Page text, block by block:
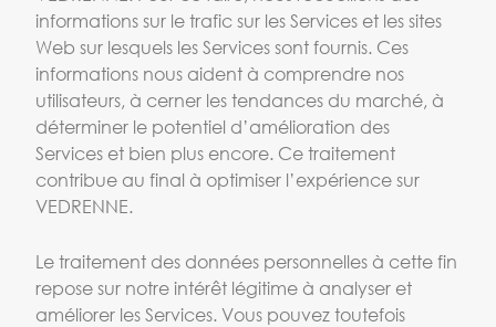
informations sur le trafic sur les Services et les sites
Web sur lesquels les Services sont fournis. Ces
informations nous aident à comprendre nos
utilisateurs, à cerner les tendances du marché, à
déterminer le potentiel d’amélioration des
Services et bien plus encore. Ce traitement
contribue au final à optimiser l’expérience sur
VEDRENNE.
Le traitement des données personnelles à cette fin
repose sur notre intérêt légitime à analyser et
améliorer les Services. Vous pouvez toutefois